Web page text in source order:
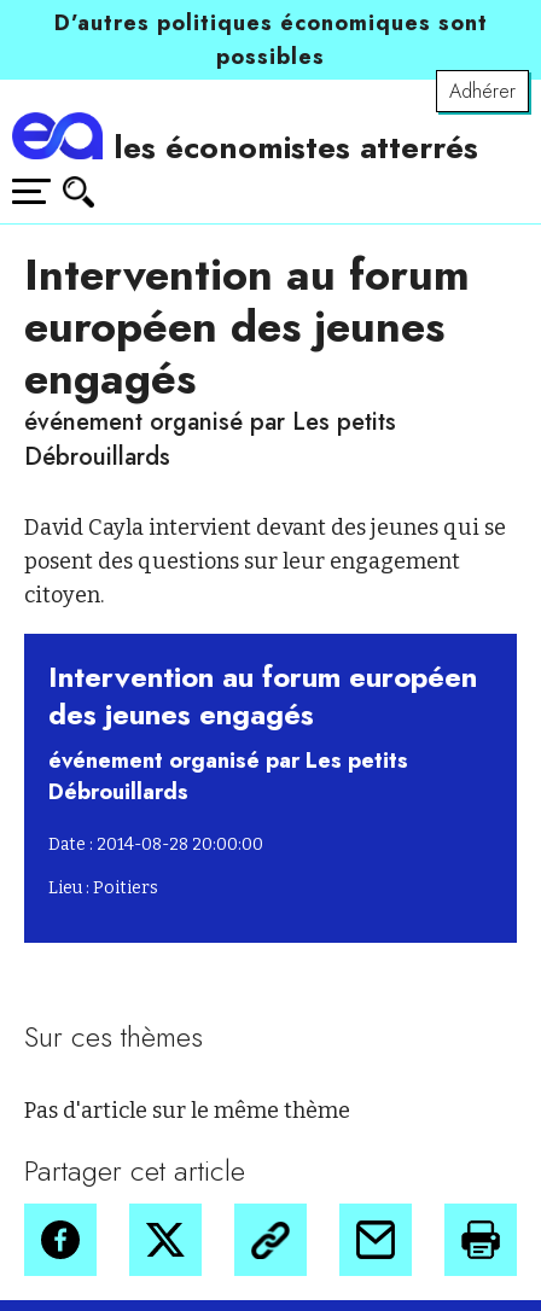
D’autres politiques économiques sont
possibles
Adhérer
les économistes atterrés
Intervention au forum
européen des jeunes
engagés
événement organisé par Les petits
Débrouillards
David Cayla intervient devant des jeunes qui se
posent des questions sur leur engagement
citoyen.
Intervention au forum européen
des jeunes engagés
événement organisé par Les petits
Débrouillards
Date : 2014-08-28 20:00:00
Lieu : Poitiers
Sur ces thèmes
Pas d'article sur le même thème
Partager cet article